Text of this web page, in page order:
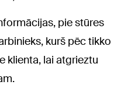
pie stūres
kurš pēc tikko
klienta, lai atgrieztu